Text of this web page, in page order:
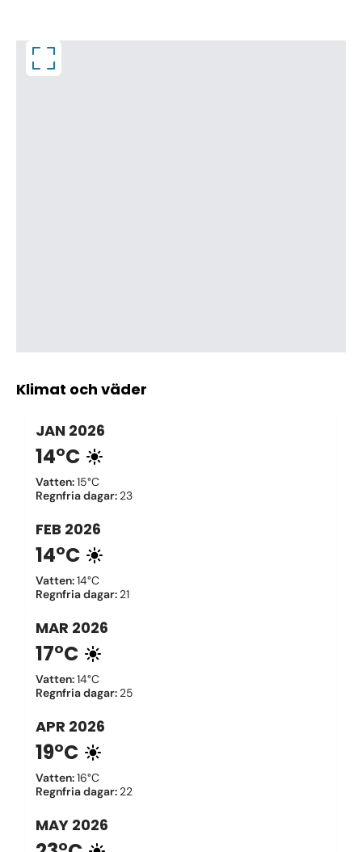
Klimat och väder
JAN 2026
14°C
Vatten:15°C
Regnfria dagar: 23
FEB 2026
14°C
Vatten:14°C
Regnfria dagar: 21
MAR 2026
17°C
Vatten:14°C
Regnfria dagar: 25
APR 2026
19°C
Vatten:16°C
Regnfria dagar: 22
MAY 2026